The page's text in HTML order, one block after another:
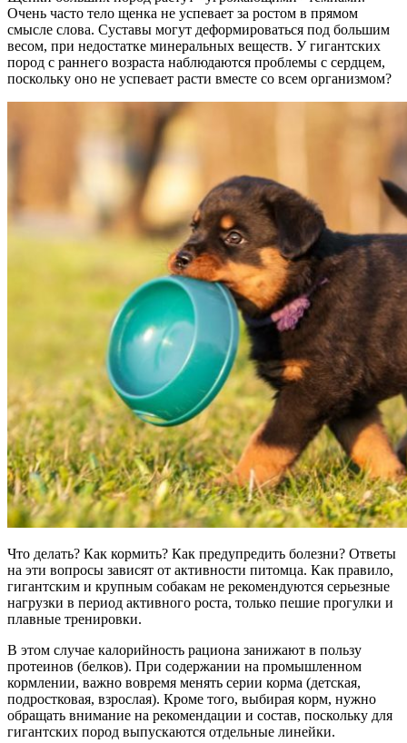
Очень часто тело щенка не успевает за ростом в прямом
смысле слова. Суставы могут деформироваться под большим
весом, при недостатке минеральных веществ. У гигантских
пород с раннего возраста наблюдаются проблемы с сердцем,
поскольку оно не успевает расти вместе со всем организмом?
Что делать? Как кормить? Как предупредить болезни? Ответы
на эти вопросы зависят от активности питомца. Как правило,
гигантским и крупным собакам не рекомендуются серьезные
нагрузки в период активного роста, только пешие прогулки и
плавные тренировки.
В этом случае калорийность рациона занижают в пользу
протеинов (белков). При содержании на промышленном
кормлении, важно вовремя менять серии корма (детская,
подростковая, взрослая). Кроме того, выбирая корм, нужно
обращать внимание на рекомендации и состав, поскольку для
гигантских пород выпускаются отдельные линейки.